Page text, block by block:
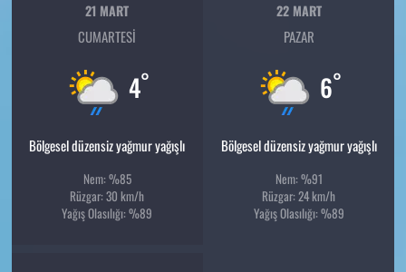
21 MART
CUMARTESI
4°
Bölgesel düzensiz yağmur yağışlı
Nem: %85
Rüzgar: 30 km/h
Yağış Olasılığı: %89
22 MART
PAZAR
6°
Bölgesel düzensiz yağmur yağışlı
Nem: %91
Rüzgar: 24 km/h
Yağış Olasılığı: %89